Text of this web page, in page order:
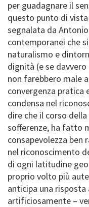
per guadagnare il
questo punto di
segnalata da
contemporanei che
naturalismo e
dignità (e se
non farebbero male
convergenza pratica
condensa nel
dire che il corso
sofferenze, ha fatto
consapevolezza ben
nel riconoscimento
di ogni latitudine
proprio volto più
anticipa una
artificiosamente –